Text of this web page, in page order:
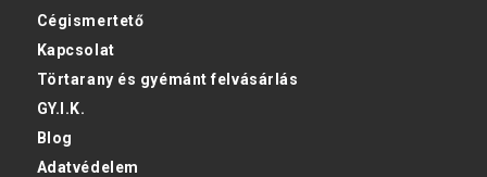
Cégismertető
Kapcsolat
Törtarany és gyémánt felvásárlás
GY.I.K.
Blog
Adatvédelem